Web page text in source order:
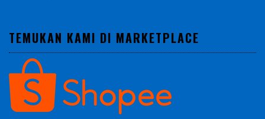
TEMUKAN KAMI DI MARKETPLACE